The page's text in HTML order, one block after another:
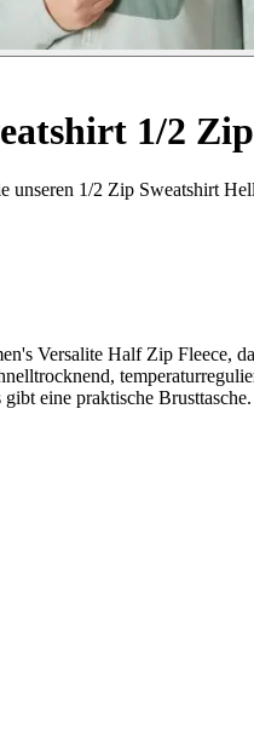
1/2
1/2 Zip Sweatshirt
Versalite Half Zip Fleece,
eine praktische